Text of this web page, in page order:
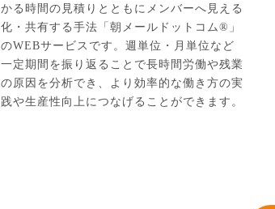
かる時間の見積りとともにメンバーへ見える
化・共有する手法「朝メールドットコム®」
のWEBサービスです。週単位・月単位など
一定期間を振り返ることで長時間労働や残業
の原因を分析でき、より効率的な働き方の実
践や生産性向上につなげることができます。